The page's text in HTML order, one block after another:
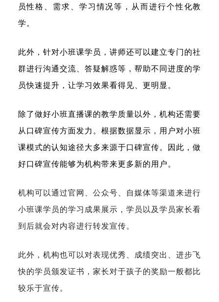
员性格、需求、学习情况等，从而进行个性化教
学。
此外，针对小班课学员，讲师还可以建立专门的社
群进行沟通交流、答疑解惑等，帮助不同进度的学
员快速提升，让学习效果看得见、更明显。
除了做好小班直播课的教学质量以外，机构还需要
从口碑宣传方面发力。根据数据显示，用户对小班
课模式的认知途径大多来源于口碑宣传。因此，做
好口碑宣传能够为机构带来更多新的用户。
机构可以通过官网、公众号、自媒体等渠道来进行
小班课学员的学习成果展示，学员以及学员家长看
到后就会对内容进行转发宣传。
此外，机构也可以对表现优秀、成绩突出、进步飞
快的学员颁发证书，家长对于孩子的奖励一般都比
较乐于宣传。